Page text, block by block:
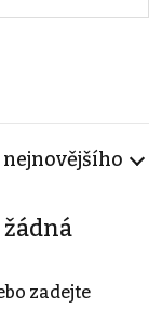
nejnovějšího
zadejte